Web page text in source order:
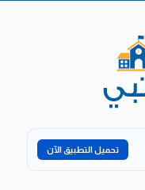
تحميل التطبيق الآن